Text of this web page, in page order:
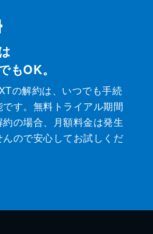
もOK。
の解約は、いつでも手続
です。無料トライアル期間
約の場合、月額料金は発生
んので安心してお試しくだ